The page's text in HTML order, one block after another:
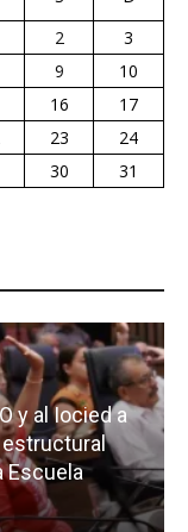
2
3
9
10
16
17
23
24
30
31
y al Iocied a
estructural
Escuela